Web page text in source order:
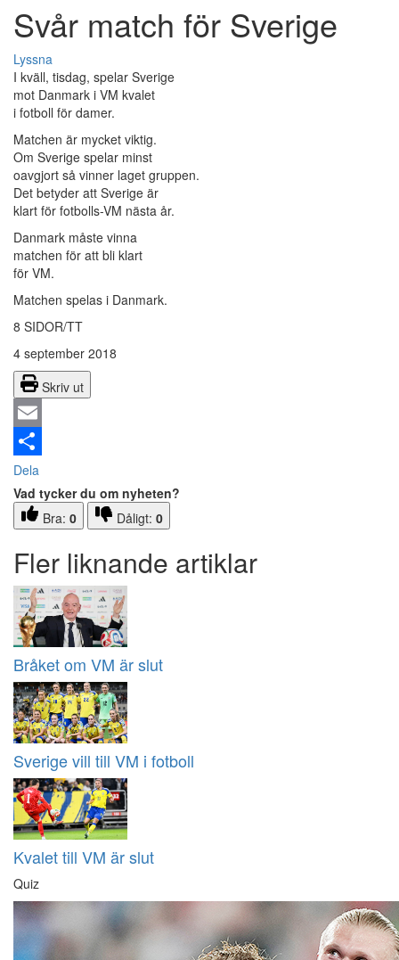
Svår match för Sverige
Lyssna
I kväll, tisdag, spelar Sverige
mot Danmark i VM kvalet
i fotboll för damer.
Matchen är mycket viktig.
Om Sverige spelar minst
oavgjort så vinner laget gruppen.
Det betyder att Sverige är
klart för fotbolls-VM nästa år.
Danmark måste vinna
matchen för att bli klart
för VM.
Matchen spelas i Danmark.
8 SIDOR/TT
4 september 2018
Skriv ut
Email
Dela
Vad tycker du om nyheten?
Bra: 0 Dåligt: 0
Fler liknande artiklar
Bråket om VM är slut
Sverige vill till VM i fotboll
Kvalet till VM är slut
Quiz